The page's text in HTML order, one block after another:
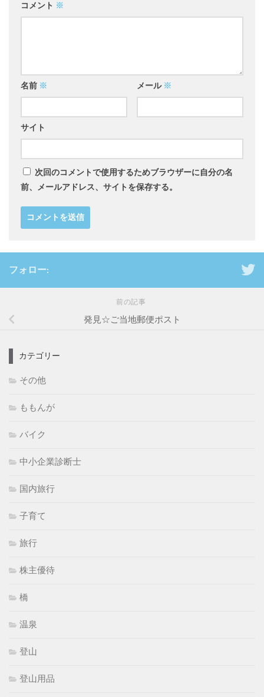
コメント ※
名前 ※ メール ※
サイト
次回のコメントで使用するためブラウザーに自分の名
前、メールアドレス、サイトを保存する。
フォロー:
前の記事
発見☆ご当地郵便ポスト
カテゴリー
その他
ももんが
バイク
中小企業診断士
国内旅行
子育て
旅行
株主優待
橋
温泉
登山
登山用品